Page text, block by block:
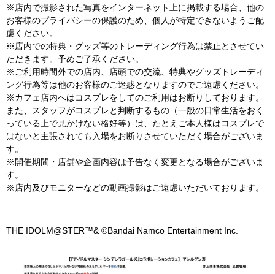
※店内で撮影された写真をインターネット上に掲載する場合、他の
お客様のプライバシーの保護のため、個人が特定できないようご配
慮ください。
※店内での特典・グッズ等のトレーディング行為は禁止とさせてい
ただきます。予めご了承ください。
※ご利用時間外での店内、店頭での交流、特典やグッズトレーディ
ング行為等は他のお客様のご迷惑となりますのでご遠慮ください。
※カフェ店内へはコスプレをしてのご利用はお断りしております。
また、スタッフがコスプレと判断するもの（一般の日常生活をおく
っている上で見かけない格好等）は、たとえご本人様はコスプレで
はないと主張されても入場をお断りさせていただく場合がございま
す。
※開催期間・店舗や企画内容は予告なく変更となる場合がございま
す。
※店内及びモニターなどの動画撮影はご遠慮いただいております。
THE IDOLM@STER™& ©Bandai Namco Entertainment Inc.